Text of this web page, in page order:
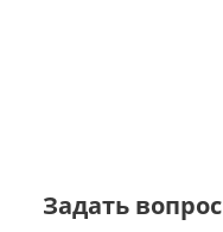
Задать вопрос